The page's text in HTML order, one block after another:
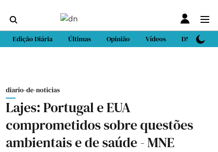
Edição Diária Últimas Opinião Vídeos DN Sport
diario-de-noticias
Lajes: Portugal e EUA
comprometidos sobre questões
ambientais e de saúde - MNE